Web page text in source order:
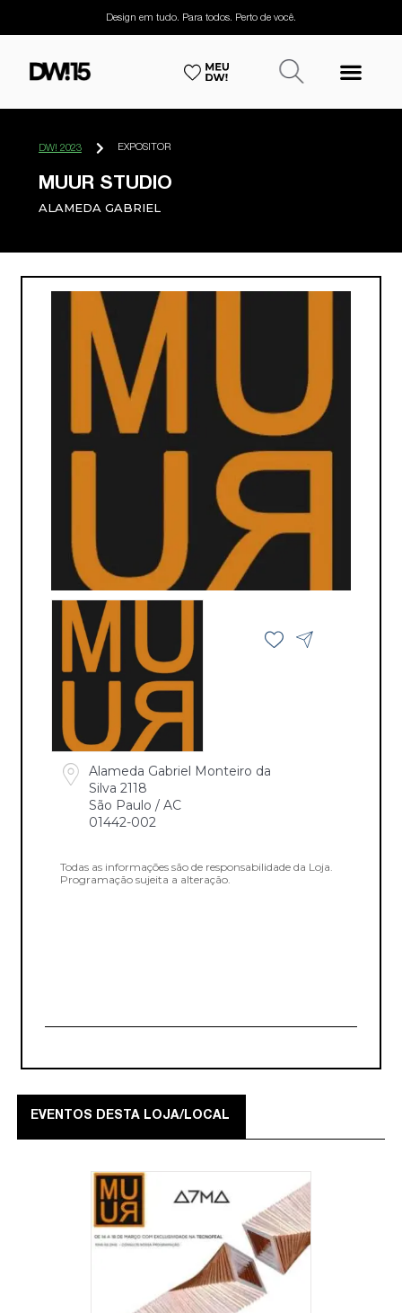
Design em tudo. Para todos. Perto de você.
DW! 2023 EXPOSITOR
MUUR STUDIO
ALAMEDA GABRIEL
Alameda Gabriel Monteiro da
Silva 2118
São Paulo / AC
01442-002
Todas as informações são de responsabilidade da Loja.
Programação sujeita a alteração.
EVENTOS DESTA LOJA/LOCAL